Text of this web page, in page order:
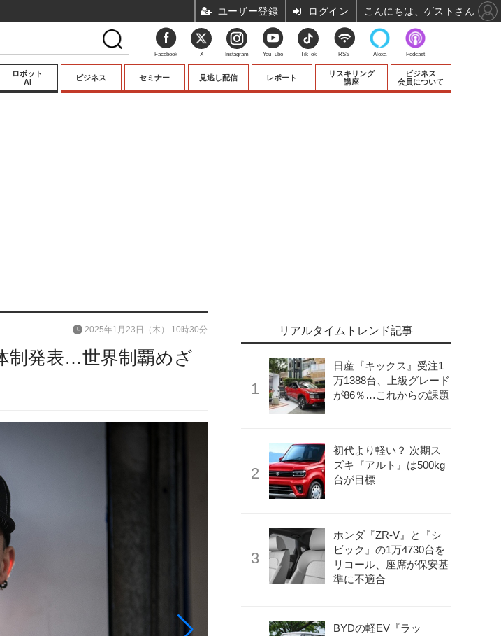
ロボット
AI
ビジネス セミナー 見逃し配信 レポート
リスキリング
講座
ビジネス
会員について
制発表…世界制覇めざ
2025年1月23日（木） 10時30分 リアルタイムトレンド記事
日産『キックス』受注1
万1388台、上級グレード
が86％…これからの課題
初代より軽い？ 次期ス
ズキ『アルト』は500kg
台が目標
ホンダ『ZR-V』と『シ
ビック』の1万4730台を
リコール、座席が保安基
準に不適合
BYDの軽EV『ラッ
Facebook X Instagram YouTube TikTok RSS Alexa Podcast
ユーザー登録 ログイン こんにちは、ゲストさん